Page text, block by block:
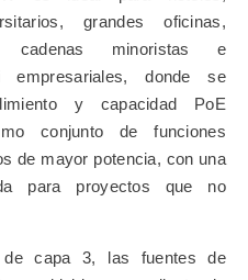
grandes oficinas,
cadenas minoristas e
empresariales, donde se
y capacidad PoE
conjunto de funciones
de mayor potencia, con una
para proyectos que no
de capa 3, las fuentes de